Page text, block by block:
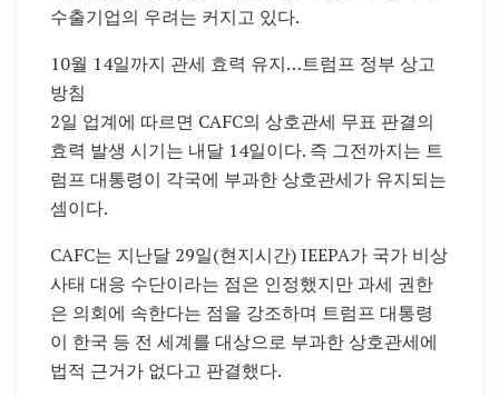
수출기업의 우려는 커지고 있다.
10월 14일까지 관세 효력 유지…트럼프 정부 상고
방침
2일 업계에 따르면 CAFC의 상호관세 무표 판결의
효력 발생 시기는 내달 14일이다. 즉 그전까지는 트
럼프 대통령이 각국에 부과한 상호관세가 유지되는
셈이다.
CAFC는 지난달 29일(현지시간) IEEPA가 국가 비상
사태 대응 수단이라는 점은 인정했지만 과세 권한
은 의회에 속한다는 점을 강조하며 트럼프 대통령
이 한국 등 전 세계를 대상으로 부과한 상호관세에
법적 근거가 없다고 판결했다.